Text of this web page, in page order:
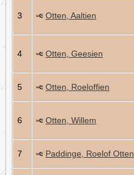
3 Otten, Aaltien
4 Otten, Geesien
5 Otten, Roeloffien
6 Otten, Willem
7 Paddinge, Roelof Otten